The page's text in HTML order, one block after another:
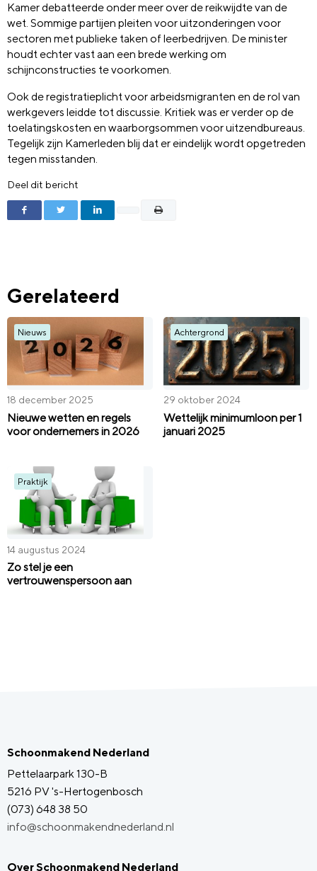
Kamer debatteerde onder meer over de reikwijdte van de
wet. Sommige partijen pleiten voor uitzonderingen voor
sectoren met publieke taken of leerbedrijven. De minister
houdt echter vast aan een brede werking om
schijnconstructies te voorkomen.
Ook de registratieplicht voor arbeidsmigranten en de rol van
werkgevers leidde tot discussie. Kritiek was er verder op de
toelatingskosten en waarborgsommen voor uitzendbureaus.
Tegelijk zijn Kamerleden blij dat er eindelijk wordt opgetreden
tegen misstanden.
Deel dit bericht
Gerelateerd
Nieuws
18 december 2025
Nieuwe wetten en regels
voor ondernemers in 2026
Achtergrond
29 oktober 2024
Wettelijk minimumloon per 1
januari 2025
Praktijk
14 augustus 2024
Zo stel je een
vertrouwenspersoon aan
Schoonmakend Nederland
Pettelaarpark 130-B
5216 PV 's-Hertogenbosch
(073) 648 38 50
info@schoonmakendnederland.nl
Over Schoonmakend Nederland